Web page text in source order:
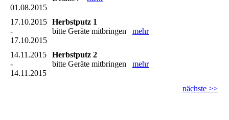
01.08.2015
17.10.2015
-
17.10.2015
Herbstputz 1
bitte Geräte mitbringen mehr
14.11.2015
-
14.11.2015
Herbstputz 2
bitte Geräte mitbringen mehr
nächste >>